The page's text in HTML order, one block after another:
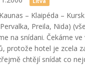
– Klaipéda –
Preila, Nida)
na snídani. Čekáme ve
protože hotel je zcela
chtějí snídat co